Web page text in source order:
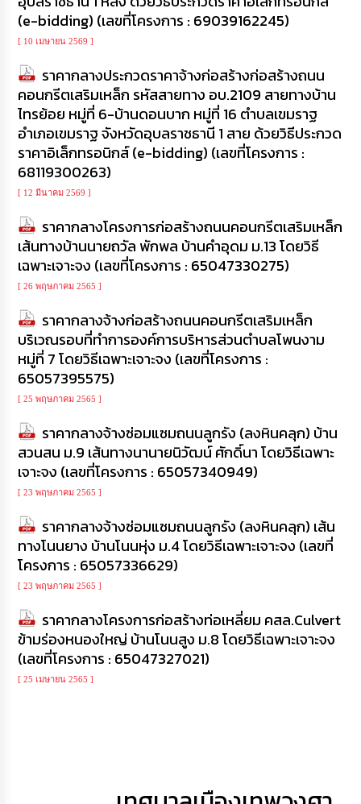
บริหาร
และ
พัฒนา
บุคคล
การ
จัด
ซื้อ
จัด
จ้าง
เงิน
การ
คลัง
แผนการ
ป้องกัน
การ
ทุจริต
การ
ดำเนิน
การ
เพื่อ
ป้องกัน
การ
ทุจริต
ภายใน
ป้องกัน
การ
ทุจริต
การ
ส่ง
เสริม
ความ
โปร่งใส
(e-bidding) (เลขที่โครงการ : 69039162245)
[ 10 เมษายน 2569 ]
ราคากลางประกวดราคาจ้างก่อสร้างก่อสร้างถนน
คอนกรีตเสริมเหล็ก รหัสสายทาง อบ.2109 สายทางบ้าน
ไทรย้อย หมู่ที่ 6-บ้านดอนบาก หมู่ที่ 16 ตำบลเขมราฐ
อำเภอเขมราฐ จังหวัดอุบลราชธานี 1 สาย ด้วยวิธีประกวด
ราคาอิเล็กทรอนิกส์ (e-bidding) (เลขที่โครงการ :
68119300263)
[ 12 มีนาคม 2569 ]
ราคากลางโครงการก่อสร้างถนนคอนกรีตเสริมเหล็ก
เส้นทางบ้านนายถวัล พักพล บ้านคำอุดม ม.13 โดยวิธี
เฉพาะเจาะจง (เลขที่โครงการ : 65047330275)
[ 26 พฤษภาคม 2565 ]
ราคากลางจ้างก่อสร้างถนนคอนกรีตเสริมเหล็ก
บริเวณรอบที่ทำการองค์การบริหารส่วนตำบลโพนงาม
หมู่ที่ 7 โดยวิธีเฉพาะเจาะจง (เลขที่โครงการ :
65057395575)
[ 25 พฤษภาคม 2565 ]
ราคากลางจ้างซ่อมแซมถนนลูกรัง (ลงหินคลุก) บ้าน
สวนสน ม.9 เส้นทางนานายนิวัฒน์ ศักดิ์นา โดยวิธีเฉพาะ
เจาะจง (เลขที่โครงการ : 65057340949)
[ 23 พฤษภาคม 2565 ]
ราคากลางจ้างซ่อมแซมถนนลูกรัง (ลงหินคลุก) เส้น
ทางโนนยาง บ้านโนนหุ่ง ม.4 โดยวิธีเฉพาะเจาะจง (เลขที่
โครงการ : 65057336629)
[ 23 พฤษภาคม 2565 ]
ราคากลางโครงการก่อสร้างท่อเหลี่ยม คสล.Culvert
ข้ามร่องหนองใหญ่ บ้านโนนสูง ม.8 โดยวิธีเฉพาะเจาะจง
(เลขที่โครงการ : 65047327021)
[ 25 เมษายน 2565 ]